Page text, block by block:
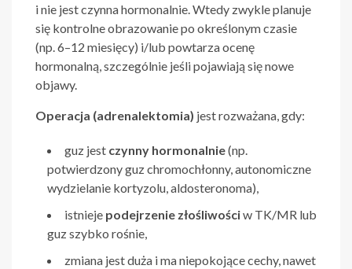
i nie jest czynna hormonalnie. Wtedy zwykle planuje
się kontrolne obrazowanie po określonym czasie
(np. 6–12 miesięcy) i/lub powtarza ocenę
hormonalną, szczególnie jeśli pojawiają się nowe
objawy.
Operacja (adrenalektomia) jest rozważana, gdy:
guz jest czynny hormonalnie(np.
potwierdzony guz chromochłonny, autonomiczne
wydzielanie kortyzolu, aldosteronoma),
istnieje podejrzenie złośliwościw TK/MR lub
guz szybko rośnie,
zmiana jest duża i ma niepokojące cechy, nawet